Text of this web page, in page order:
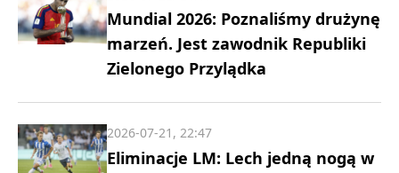
Mundial 2026: Poznaliśmy drużynę
marzeń. Jest zawodnik Republiki
Zielonego Przylądka
Eliminacje LM: Lech jedną nogą w
2026-07-21, 22:47